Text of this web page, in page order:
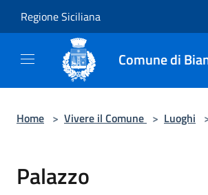
Regione Siciliana
Comune di
Home > Vivere il Comune > Luoghi
Palazzo